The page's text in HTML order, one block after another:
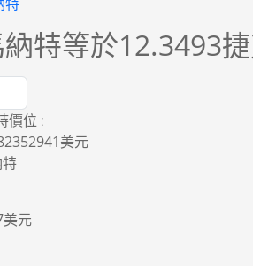
特等於12.3493
價位 :
美元
元